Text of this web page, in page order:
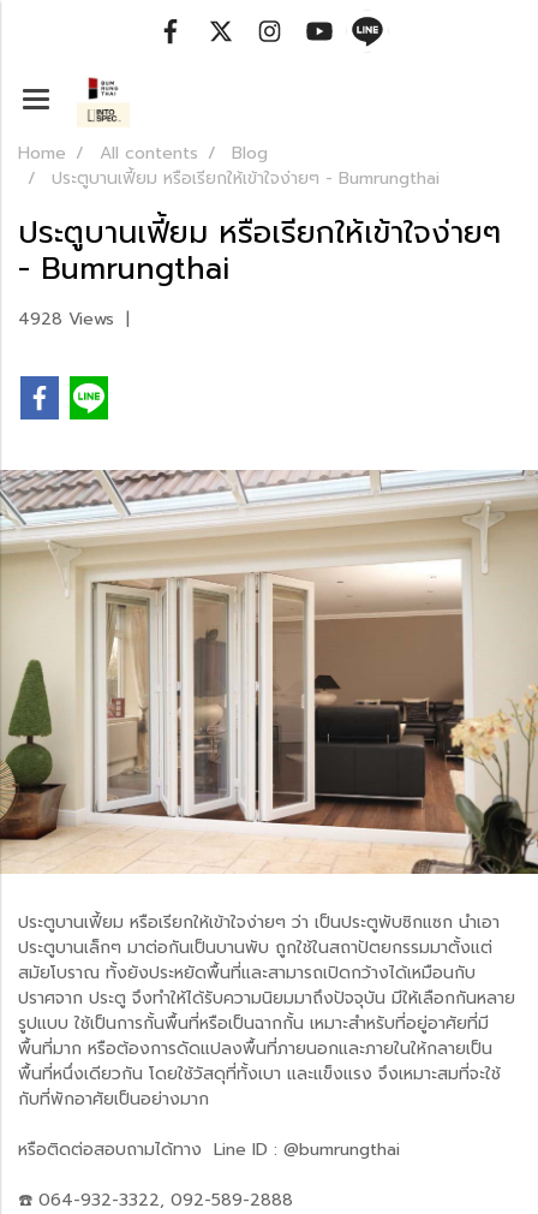
Home All contents
Blog
ประตูบานเฟี้ยม หรือเรียกให้เข้าใจง่ายๆ - Bumrungthai
ประตูบานเฟี้ยม หรือเรียกให้เข้าใจง่ายๆ
- Bumrungthai
4928 Views |
ประตูบานเฟี้ยม หรือเรียกให้เข้าใจง่ายๆ ว่า เป็นประตูพับซิกแซก นำเอา
ประตูบานเล็กๆ มาต่อกันเป็นบานพับ ถูกใช้ในสถาปัตยกรรมมาตั้งแต่
สมัยโบราณ ทั้งยังประหยัดพื้นที่และสามารถเปิดกว้างได้เหมือนกับ
ปราศจาก ประตู จึงทำให้ได้รับความนิยมมาถึงปัจจุบัน มีให้เลือกกันหลาย
รูปแบบ ใช้เป็นการกั้นพื้นที่หรือเป็นฉากกั้น เหมาะสำหรับที่อยู่อาศัยที่มี
พื้นที่มาก หรือต้องการดัดแปลงพื้นที่ภายนอกและภายในให้กลายเป็น
พื้นที่หนึ่งเดียวกัน โดยใช้วัสดุที่ทั้งเบา และแข็งแรง จึงเหมาะสมที่จะใช้
กับที่พักอาศัยเป็นอย่างมาก
หรือติดต่อสอบถามได้ทาง Line ID : @bumrungthai
☎️ 064-932-3322, 092-589-2888